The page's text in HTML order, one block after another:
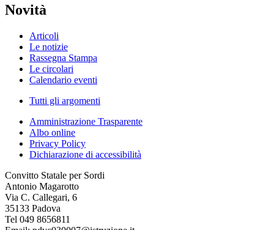
Novità
Articoli
Le notizie
Rassegna Stampa
Le circolari
Calendario eventi
Tutti gli argomenti
Amministrazione Trasparente
Albo online
Privacy Policy
Dichiarazione di accessibilità
Convitto Statale per Sordi
Antonio Magarotto
Via C. Callegari, 6
35133 Padova
Tel 049 8656811